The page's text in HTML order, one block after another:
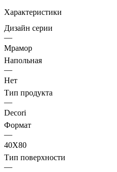
Характеристики
Дизайн серии
—
Мрамор
Напольная
—
Нет
Тип продукта
—
Decori
Формат
—
40X80
Тип поверхности
—